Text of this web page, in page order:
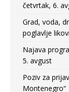
četvrtak, 6.
Grad, voda,
poglavlje
Najava
5. avgust
Poziv za
Montenegro“